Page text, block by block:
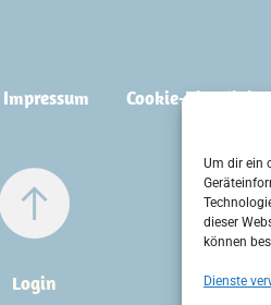
Um dir ein
dieser
können
Dienste
Impressum Cookie-Richtlinie
Login